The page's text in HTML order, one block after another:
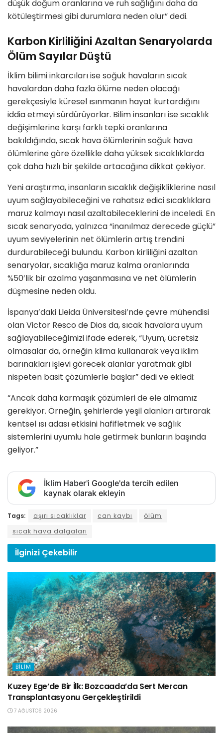
düşük doğum oranlarına ve ruh sağlığını daha da
kötüleştirmesi gibi durumlara neden olur” dedi.
Karbon Kirliliğini Azaltan Senaryolarda
Ölüm Sayılar Düştü
İklim bilimi inkarcıları ise soğuk havaların sıcak
havalardan daha fazla ölüme neden olacağı
gerekçesiyle küresel ısınmanın hayat kurtardığını
iddia etmeyi sürdürüyorlar. Bilim insanları ise sıcaklık
değişimlerine karşı farklı tepki oranlarına
bakıldığında, sıcak hava ölümlerinin soğuk hava
ölümlerine göre özellikle daha yüksek sıcaklıklarda
çok daha hızlı bir şekilde artacağına dikkat çekiyor.
Yeni araştırma, insanların sıcaklık değişikliklerine nasıl
uyum sağlayabileceğini ve rahatsız edici sıcaklıklara
maruz kalmayı nasıl azaltabileceklerini de inceledi. En
sıcak senaryoda, yalnızca “inanılmaz derecede güçlü”
uyum seviyelerinin net ölümlerin artış trendini
durdurabileceği bulundu. Karbon kirliliğini azaltan
senaryolar, sıcaklığa maruz kalma oranlarında
%50’lik bir azalma yaşanmasına ve net ölümlerin
düşmesine neden oldu.
İspanya’daki Lleida Üniversitesi’nde çevre mühendisi
olan Victor Resco de Dios da, sıcak havalara uyum
sağlayabileceğimizi ifade ederek, “Uyum, ücretsiz
olmasalar da, örneğin klima kullanarak veya iklim
barınakları işlevi görecek alanlar yaratmak gibi
nispeten basit çözümlerle başlar” dedi ve ekledi:
“Ancak daha karmaşık çözümleri de ele almamız
gerekiyor. Örneğin, şehirlerde yeşil alanları artırarak
kentsel ısı adası etkisini hafifletmek ve sağlık
sistemlerini uyumlu hale getirmek bunların başında
geliyor.”
İklim Haber'i Google'da tercih edilen
kaynak olarak ekleyin
Tags: aşırı sıcaklıklar can kaybı
ölüm
sıcak hava dalgaları
İlginizi Çekebilir
BILIM
Kuzey Ege’de Bir İlk: Bozcaada’da Sert Mercan
Transplantasyonu Gerçekleştirildi
7 AĞUSTOS 2026